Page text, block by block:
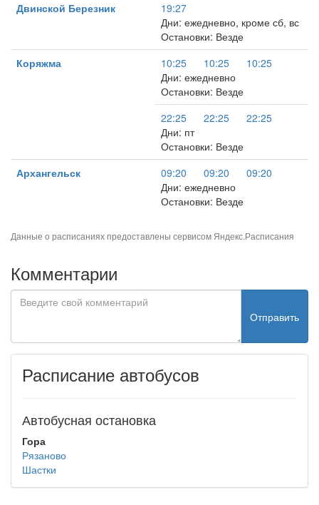
Двинской Березник
19:27
Дни: ежедневно, кроме сб, вс
Остановки: Везде
Коряжма
10:25 10:25
10:25
Дни: ежедневно
Остановки: Везде
22:25
22:25
22:25
Дни: пт
Остановки: Везде
Архангельск
09:20 09:20
09:20
Дни: ежедневно
Остановки: Везде
Данные о расписаниях предоставлены сервисом Яндекс.Расписания
Комментарии
Отправить
Расписание автобусов
Автобусная остановка
Гора
Рязаново
Шастки